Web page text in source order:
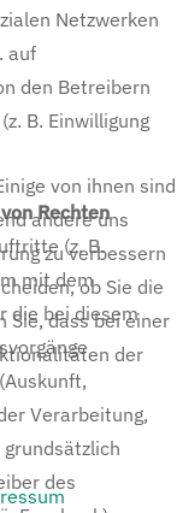
Netzwerken
auf
den Betreibern
B. Einwilligung
Rechten
(z. B.
mit dem
die bei diesem
Verarbeitung,
des
von ihnen sind
andere uns
zu verbessern
ob Sie die
Sie, dass bei einer
der